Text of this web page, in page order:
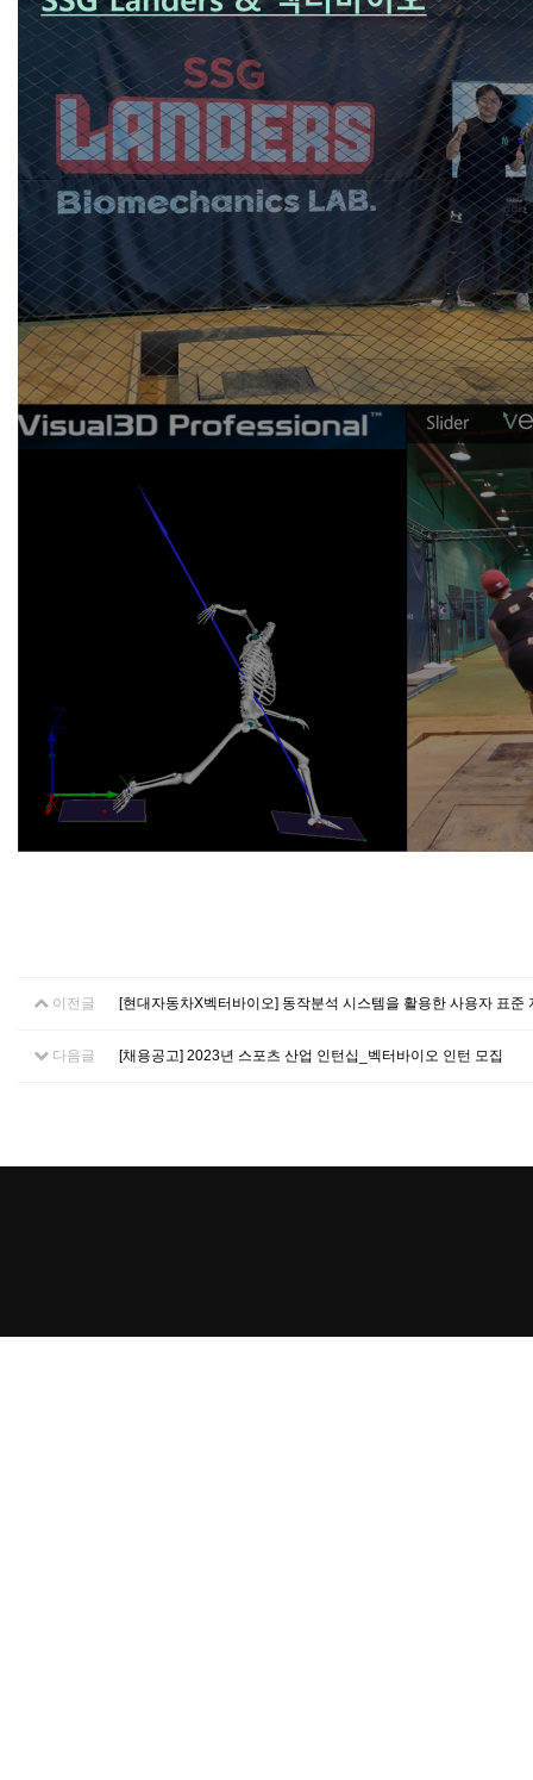
이전글 [현대자동차X벡터바이오] 동작분석 시스템을 활용한 사용자 표준
다음글 [채용공고] 2023년 스포츠 산업 인턴십_벡터바이오 인턴 모집